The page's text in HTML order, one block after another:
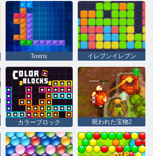
Tentrix イレブンイレブン
カラーブロック 呪われた宝物2